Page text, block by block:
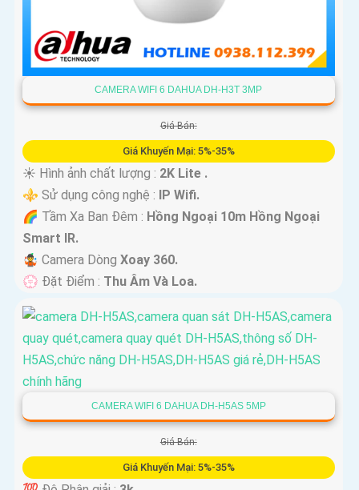
CAMERA WIFI 6 DAHUA DH-H3T 3MP
Giá Bán:
Giá Khuyến Mại: 5%-35%
☀️ Hình ảnh chất lượng : 2K Lite .
⚜️ Sử dụng công nghệ : IP Wifi.
🌈 Tầm Xa Ban Đêm : Hồng Ngoại 10m Hồng Ngoại
Smart IR.
🤹 Camera Dòng Xoay 360.
️💮 Đặt Điểm : Thu Âm Và Loa.
CAMERA WIFI 6 DAHUA DH-H5AS 5MP
Giá Bán:
Giá Khuyến Mại: 5%-35%